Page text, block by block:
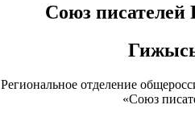
Союз писателей
Региональное отделение
«Союз